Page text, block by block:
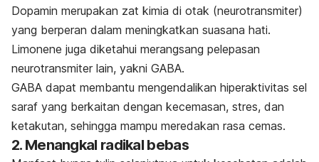
Dopamin merupakan zat kimia di otak (neurotransmiter)
yang berperan dalam meningkatkan suasana hati.
Limonene juga diketahui merangsang pelepasan
neurotransmiter lain, yakni GABA.
GABA dapat membantu mengendalikan hiperaktivitas sel
saraf yang berkaitan dengan kecemasan, stres, dan
ketakutan, sehingga mampu meredakan rasa cemas.
2. Menangkal radikal bebas